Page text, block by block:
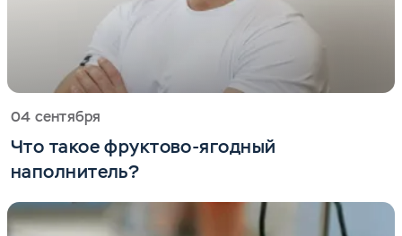
04 сентября
Что такое фруктово-ягодный
наполнитель?